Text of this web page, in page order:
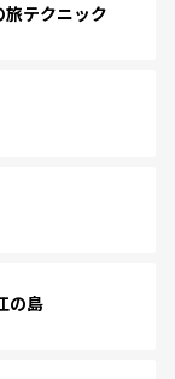
テクニック
の島